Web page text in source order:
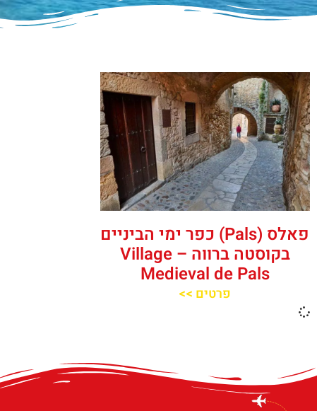
פאלס (Pals) כפר ימי הביניים
בקוסטה ברווה – ‪‪Village
Medieval de Pals‬‬
פרטים >>